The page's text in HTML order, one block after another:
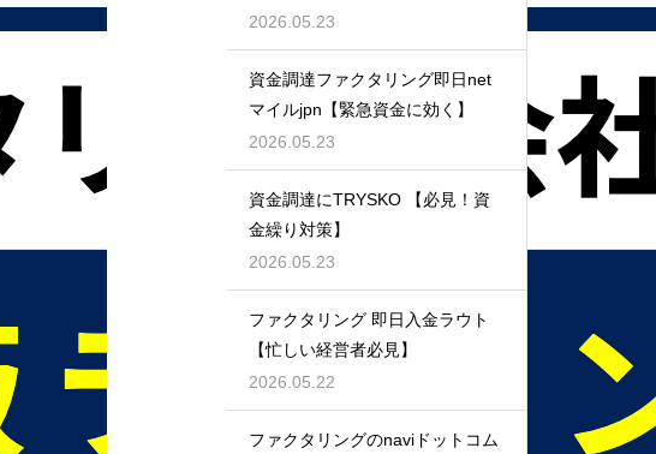
心】
2026.05.23
資金調達ファクタリング即日net
マイルjpn【緊急資金に効く】
2026.05.23
資金調達にTRYSKO 【必見！資
金繰り対策】
2026.05.23
ファクタリング 即日入金ラウト
【忙しい経営者必見】
2026.05.22
ファクタリングのnaviドットコム